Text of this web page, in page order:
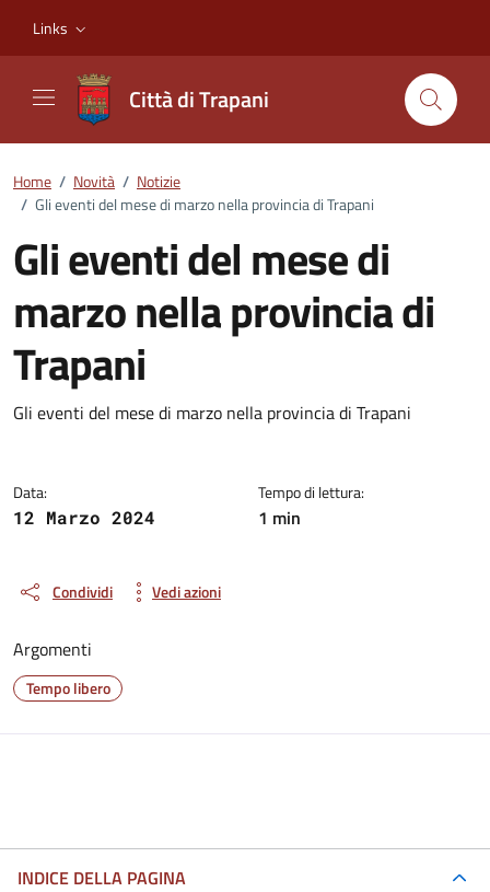
Links
Città di Trapani
Home / Novità / Notizie
/ Gli eventi del mese di marzo nella provincia di Trapani
Gli eventi del mese di
marzo nella provincia di
Trapani
Dettagli della notizia
Gli eventi del mese di marzo nella provincia di Trapani
Data:
12 Marzo 2024
Tempo di lettura:
1 min
Condividi Vedi azioni
Argomenti
Tempo libero
INDICE DELLA PAGINA